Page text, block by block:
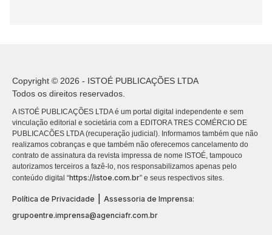
Copyright © 2026 - ISTOÉ PUBLICAÇÕES LTDA
Todos os direitos reservados.
A ISTOÉ PUBLICAÇÕES LTDA é um portal digital independente e sem
vinculação editorial e societária com a EDITORA TRES COMÉRCIO DE
PUBLICACÕES LTDA (recuperação judicial). Informamos também que não
realizamos cobranças e que também não oferecemos cancelamento do
contrato de assinatura da revista impressa de nome ISTOÉ, tampouco
autorizamos terceiros a fazê-lo, nos responsabilizamos apenas pelo
conteúdo digital “https://istoe.com.br” e seus respectivos sites.
Política de Privacidade
Assessoria de Imprensa:
grupoentre.imprensa@agenciafr.com.br